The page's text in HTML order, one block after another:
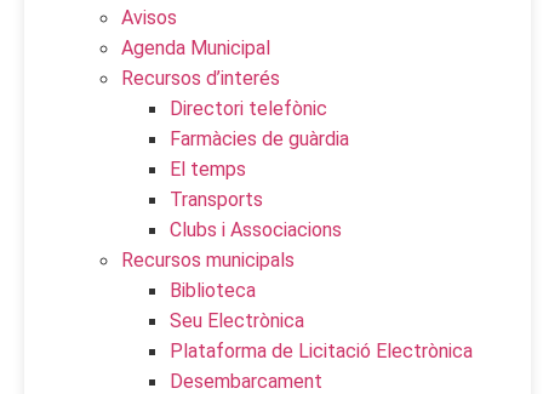
Avisos
Agenda Municipal
Recursos d’interés
Directori telefònic
Farmàcies de guàrdia
El temps
Transports
Clubs i Associacions
Recursos municipals
Biblioteca
Seu Electrònica
Plataforma de Licitació Electrònica
Desembarcament